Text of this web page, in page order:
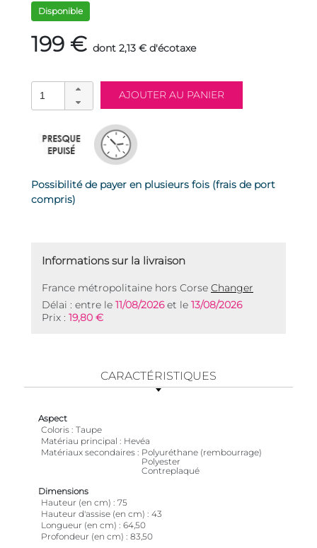
Disponible
199 € dont 2,13 € d'écotaxe
Possibilité de payer en plusieurs fois (frais de port
compris)
Informations sur la livraison
France métropolitaine hors Corse Changer
Délai : entre le 11/08/2026et le 13/08/2026
Prix : 19,80 €
CARACTÉRISTIQUES
Aspect
Coloris Taupe
Matériau principal
Hevéa
Matériaux secondaires
Polyuréthane (rembourrage)
Polyester
Contreplaqué
Dimensions
Hauteur (en cm)
75
Hauteur d'assise (en cm)
43
Longueur (en cm)
64,50
Profondeur (en cm)
83,50